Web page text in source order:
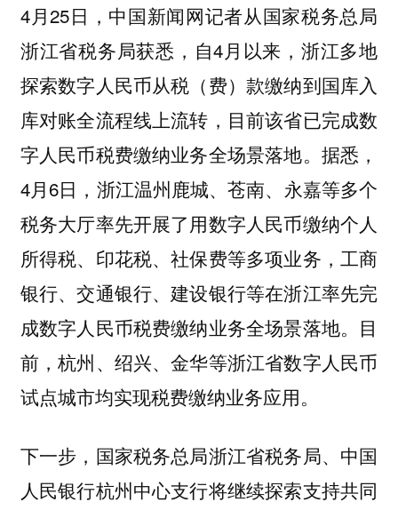
4月25日，中国新闻网记者从国家税务总局
浙江省税务局获悉，自4月以来，浙江多地
探索数字人民币从税（费）款缴纳到国库入
库对账全流程线上流转，目前该省已完成数
字人民币税费缴纳业务全场景落地。据悉，
4月6日，浙江温州鹿城、苍南、永嘉等多个
税务大厅率先开展了用数字人民币缴纳个人
所得税、印花税、社保费等多项业务，工商
银行、交通银行、建设银行等在浙江率先完
成数字人民币税费缴纳业务全场景落地。目
前，杭州、绍兴、金华等浙江省数字人民币
试点城市均实现税费缴纳业务应用。
下一步，国家税务总局浙江省税务局、中国
人民银行杭州中心支行将继续探索支持共同